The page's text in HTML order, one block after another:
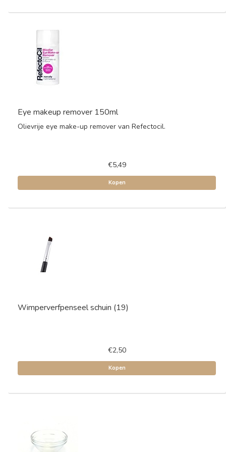
Eye makeup remover 150ml
Olievrije eye make-up remover van Refectocil.
€5,49
Kopen
Wimperverfpenseel schuin (19)
€2,50
Kopen